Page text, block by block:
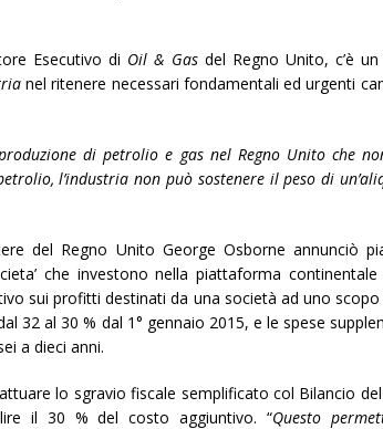
Esecutivo di Oil & Gasdel Regno Unito, c’è un
nel ritenere necessari fondamentali ed urgenti
di petrolio e gas nel Regno Unito che
l’industria non può sostenere il peso di
del Regno Unito George Osborne annunciò
che investono nella piattaforma
sui profitti destinati da una società ad uno scopo
32 al 30 % dal 1° gennaio 2015, e le spese
a dieci anni.
lo sgravio fiscale semplificato col Bilancio del
il 30 % del costo aggiuntivo. “Questo